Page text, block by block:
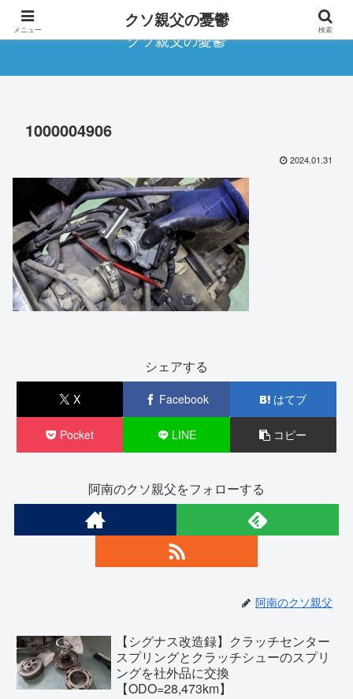
クソ親父の憂鬱
1000004906
2024.01.31
シェアする
X Facebook はてブ
Pocket LINE コピー
阿南のクソ親父をフォローする
阿南のクソ親父
【シグナス改造録】クラッチセンター
スプリングとクラッチシューのスプリ
ングを社外品に交換
【ODO=28,473km】
メニュー クソ親父の憂鬱 検索